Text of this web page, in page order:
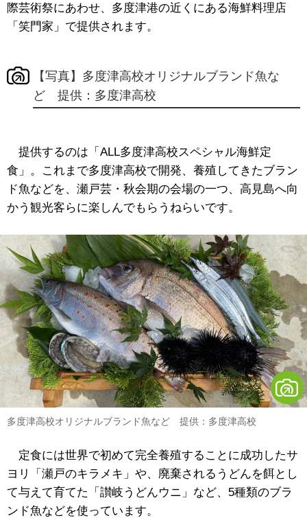
際芸術祭にあわせ、多度津港の近くにある海鮮料理店
「笑門家」で提供されます。
【写真】多度津高校オリジナルブランド魚な
ど 提供：多度津高校
提供するのは「ALL多度津高校スペシャル海鮮定
食」。これまで多度津高校で開発、養殖してきたブラン
ド魚などを、瀬戸芸・秋会期の会場の一つ、高見島へ向
かう観光客らに楽しんでもらうねらいです。
多度津高校オリジナルブランド魚など 提供：多度津高校
定食には世界で初めて完全養殖することに成功したサ
ヨリ「瀬戸のキラメキ」や、廃棄されるうどんを餌とし
て与えて育てた「讃岐うどんウニ」など、5種類のブラ
ンド魚などを使っています。